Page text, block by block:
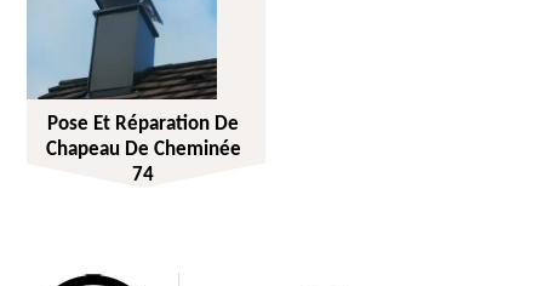
Pose Et Réparation De
Chapeau De Cheminée
74